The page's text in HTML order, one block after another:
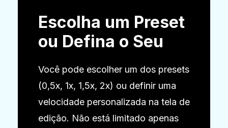
Escolha um Preset
ou Defina o Seu
Você pode escolher um dos presets
(0,5x, 1x, 1,5x, 2x) ou definir uma
velocidade personalizada na tela de
edição. Não está limitado apenas